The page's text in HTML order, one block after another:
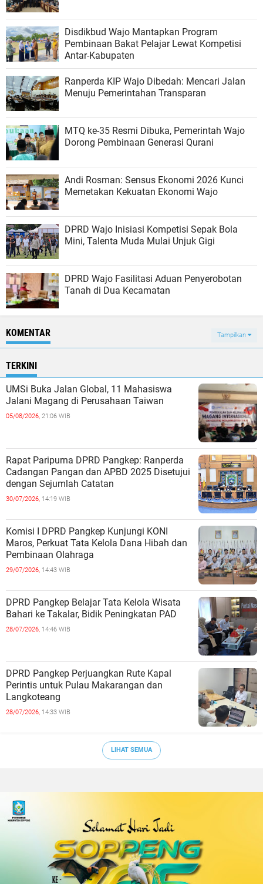
Disdikbud Wajo Mantapkan Program
Pembinaan Bakat Pelajar Lewat Kompetisi
Antar-Kabupaten
Ranperda KIP Wajo Dibedah: Mencari Jalan
Menuju Pemerintahan Transparan
MTQ ke-35 Resmi Dibuka, Pemerintah Wajo
Dorong Pembinaan Generasi Qurani
Andi Rosman: Sensus Ekonomi 2026 Kunci
Memetakan Kekuatan Ekonomi Wajo
DPRD Wajo Inisiasi Kompetisi Sepak Bola
Mini, Talenta Muda Mulai Unjuk Gigi
DPRD Wajo Fasilitasi Aduan Penyerobotan
Tanah di Dua Kecamatan
KOMENTAR Tampilkan
TERKINI
UMSi Buka Jalan Global, 11 Mahasiswa
Jalani Magang di Perusahaan Taiwan
05/08/2026, 21:06 WIB
Rapat Paripurna DPRD Pangkep: Ranperda
Cadangan Pangan dan APBD 2025 Disetujui
dengan Sejumlah Catatan
30/07/2026, 14:19 WIB
Komisi I DPRD Pangkep Kunjungi KONI
Maros, Perkuat Tata Kelola Dana Hibah dan
Pembinaan Olahraga
29/07/2026, 14:43 WIB
DPRD Pangkep Belajar Tata Kelola Wisata
Bahari ke Takalar, Bidik Peningkatan PAD
28/07/2026, 14:46 WIB
DPRD Pangkep Perjuangkan Rute Kapal
Perintis untuk Pulau Makarangan dan
Langkoteang
28/07/2026, 14:33 WIB
LIHAT SEMUA